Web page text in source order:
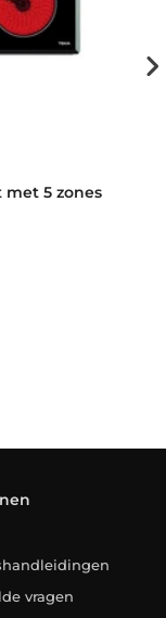
5 zones
vragen